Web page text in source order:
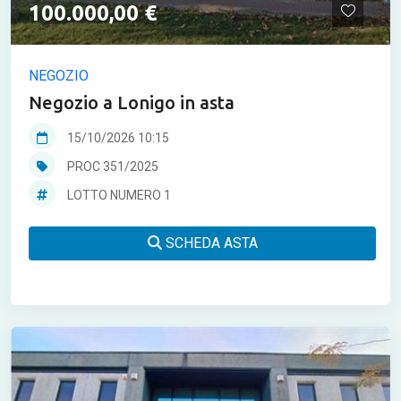
100.000,00 €
NEGOZIO
Negozio a Lonigo in asta
15/10/2026 10:15
PROC 351/2025
LOTTO NUMERO 1
SCHEDA ASTA